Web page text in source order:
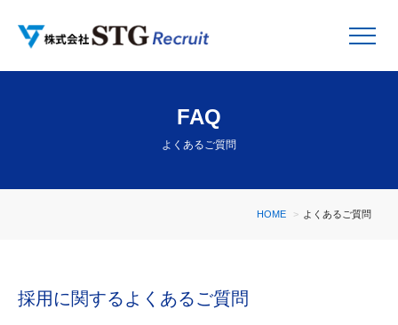
FAQ
よくあるご質問
HOME よくあるご質問
採用に関するよくあるご質問